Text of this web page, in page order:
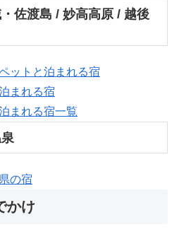
・佐渡島 / 妙高高原 / 越後
ットと泊まれる宿
まれる宿
まれる宿一覧
の宿
かけ